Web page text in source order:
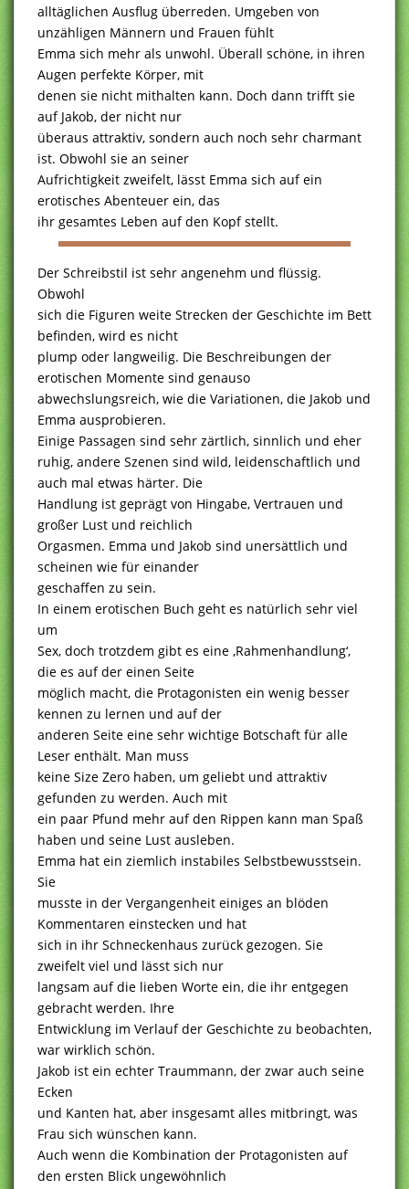
alltäglichen Ausflug überreden. Umgeben von
unzähligen Männern und Frauen fühlt
Emma sich mehr als unwohl. Überall schöne, in ihren
Augen perfekte Körper, mit
denen sie nicht mithalten kann. Doch dann trifft sie
auf Jakob, der nicht nur
überaus attraktiv, sondern auch noch sehr charmant
ist. Obwohl sie an seiner
Aufrichtigkeit zweifelt, lässt Emma sich auf ein
erotisches Abenteuer ein, das
ihr gesamtes Leben auf den Kopf stellt.
Der Schreibstil ist sehr angenehm und flüssig.
Obwohl
sich die Figuren weite Strecken der Geschichte im Bett
befinden, wird es nicht
plump oder langweilig. Die Beschreibungen der
erotischen Momente sind genauso
abwechslungsreich, wie die Variationen, die Jakob und
Emma ausprobieren.
Einige Passagen sind sehr zärtlich, sinnlich und eher
ruhig, andere Szenen sind wild, leidenschaftlich und
auch mal etwas härter. Die
Handlung ist geprägt von Hingabe, Vertrauen und
großer Lust und reichlich
Orgasmen. Emma und Jakob sind unersättlich und
scheinen wie für einander
geschaffen zu sein.
In einem erotischen Buch geht es natürlich sehr viel
um
Sex, doch trotzdem gibt es eine ‚Rahmenhandlung‘,
die es auf der einen Seite
möglich macht, die Protagonisten ein wenig besser
kennen zu lernen und auf der
anderen Seite eine sehr wichtige Botschaft für alle
Leser enthält. Man muss
keine Size Zero haben, um geliebt und attraktiv
gefunden zu werden. Auch mit
ein paar Pfund mehr auf den Rippen kann man Spaß
haben und seine Lust ausleben.
Emma hat ein ziemlich instabiles Selbstbewusstsein.
Sie
musste in der Vergangenheit einiges an blöden
Kommentaren einstecken und hat
sich in ihr Schneckenhaus zurück gezogen. Sie
zweifelt viel und lässt sich nur
langsam auf die lieben Worte ein, die ihr entgegen
gebracht werden. Ihre
Entwicklung im Verlauf der Geschichte zu beobachten,
war wirklich schön.
Jakob ist ein echter Traummann, der zwar auch seine
Ecken
und Kanten hat, aber insgesamt alles mitbringt, was
Frau sich wünschen kann.
Auch wenn die Kombination der Protagonisten auf
den ersten Blick ungewöhnlich